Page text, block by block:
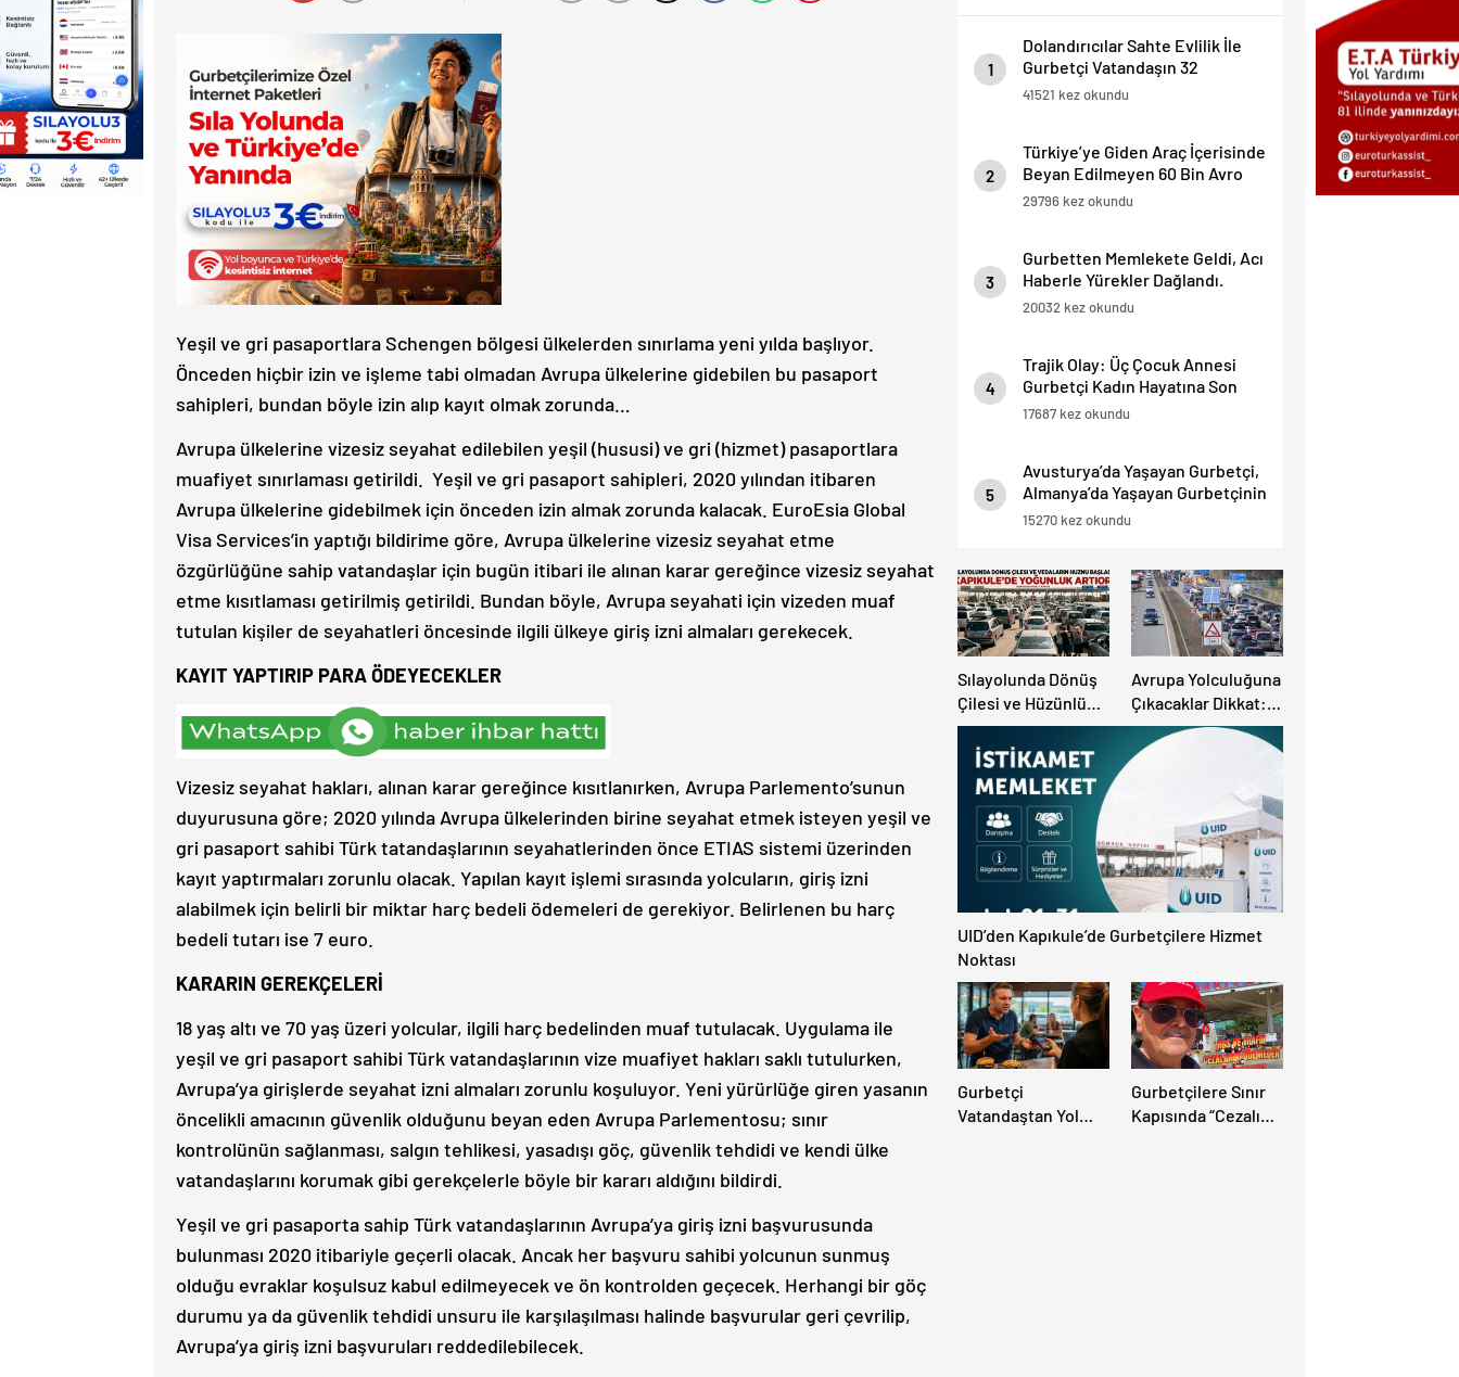
Yeşil ve gri pasaportlara Schengen bölgesi ülkelerden sınırlama yeni yılda başlıyor.
Önceden hiçbir izin ve işleme tabi olmadan Avrupa ülkelerine gidebilen bu pasaport
sahipleri, bundan böyle izin alıp kayıt olmak zorunda…
Avrupa ülkelerine vizesiz seyahat edilebilen yeşil (hususi) ve gri (hizmet) pasaportlara
muafiyet sınırlaması getirildi. Yeşil ve gri pasaport sahipleri, 2020 yılından itibaren
Avrupa ülkelerine gidebilmek için önceden izin almak zorunda kalacak. EuroEsia Global
Visa Services’in yaptığı bildirime göre, Avrupa ülkelerine vizesiz seyahat etme
özgürlüğüne sahip vatandaşlar için bugün itibari ile alınan karar gereğince vizesiz seyahat
etme kısıtlaması getirilmiş getirildi. Bundan böyle, Avrupa seyahati için vizeden muaf
tutulan kişiler de seyahatleri öncesinde ilgili ülkeye giriş izni almaları gerekecek.
KAYIT YAPTIRIP PARA ÖDEYECEKLER
Vizesiz seyahat hakları, alınan karar gereğince kısıtlanırken, Avrupa Parlemento’sunun
duyurusuna göre; 2020 yılında Avrupa ülkelerinden birine seyahat etmek isteyen yeşil ve
gri pasaport sahibi Türk tatandaşlarının seyahatlerinden önce ETIAS sistemi üzerinden
kayıt yaptırmaları zorunlu olacak. Yapılan kayıt işlemi sırasında yolcuların, giriş izni
alabilmek için belirli bir miktar harç bedeli ödemeleri de gerekiyor. Belirlenen bu harç
bedeli tutarı ise 7 euro.
KARARIN GEREKÇELERİ
18 yaş altı ve 70 yaş üzeri yolcular, ilgili harç bedelinden muaf tutulacak. Uygulama ile
yeşil ve gri pasaport sahibi Türk vatandaşlarının vize muafiyet hakları saklı tutulurken,
Avrupa’ya girişlerde seyahat izni almaları zorunlu koşuluyor. Yeni yürürlüğe giren yasanın
öncelikli amacının güvenlik olduğunu beyan eden Avrupa Parlementosu; sınır
kontrolünün sağlanması, salgın tehlikesi, yasadışı göç, güvenlik tehdidi ve kendi ülke
vatandaşlarını korumak gibi gerekçelerle böyle bir kararı aldığını bildirdi.
Yeşil ve gri pasaporta sahip Türk vatandaşlarının Avrupa’ya giriş izni başvurusunda
bulunması 2020 itibariyle geçerli olacak. Ancak her başvuru sahibi yolcunun sunmuş
olduğu evraklar koşulsuz kabul edilmeyecek ve ön kontrolden geçecek. Herhangi bir göç
durumu ya da güvenlik tehdidi unsuru ile karşılaşılması halinde başvurular geri çevrilip,
Avrupa’ya giriş izni başvuruları reddedilebilecek.
1
Dolandırıcılar Sahte Evlilik İle
Gurbetçi Vatandaşın 32
Dairesini Elinden Aldılar.
41521 kez okundu
2
Türkiye’ye Giden Araç İçerisinde
Beyan Edilmeyen 60 Bin Avro
Yakalandı
29796 kez okundu
3
Gurbetten Memlekete Geldi, Acı
Haberle Yürekler Dağlandı.
20032 kez okundu
4
Trajik Olay: Üç Çocuk Annesi
Gurbetçi Kadın Hayatına Son
Verdi.
17687 kez okundu
5
Avusturya’da Yaşayan Gurbetçi,
Almanya’da Yaşayan Gurbetçinin
Başına Bela oldu.
15270 kez okundu
Sılayolunda Dönüş
Çilesi ve Hüzünlü
Vedalar Başladı:
Kapıkule’de
Yoğunluk Artıyor!
Avrupa Yolculuğuna
Çıkacaklar Dikkat:
Ülke Ülke Güncel
Trafik Kuralları,
UID’den Kapıkule’de Gurbetçilere Hizmet
Noktası
Gurbetçi
Vatandaştan Yol
Gurbetçilere Sınır
Kapısında “Cezalı